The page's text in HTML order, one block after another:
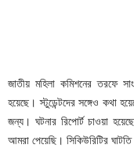
জাতীয় মহিলা কমিশনের তরফে
হয়েছে। স্টুডেন্টদের সঙ্গেও কথা
জন্য। ঘটনার রিপোর্ট চাওয়া
আমরা পেয়েছি। সিকিউরিটির